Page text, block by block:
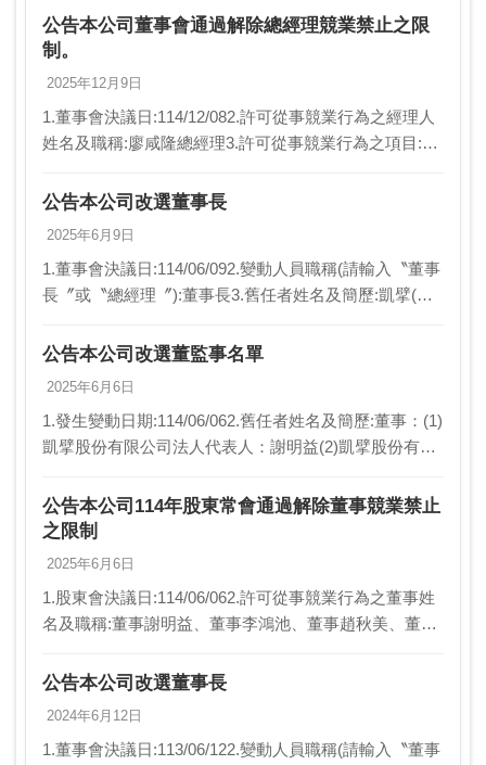
事務所名稱:勤業眾信聯…
公告本公司董事會通過解除總經理競業禁止之限
制。
2025年12月9日
1.董事會決議日:114/12/082.許可從事競業行為之經理人
姓名及職稱:廖咸隆總經理3.許可從事競業行為之項目:同
務。4.許可從事競業行為之期間:…
公告本公司改選董事長
2025年6月9日
1.董事會決議日:114/06/092.變動人員職稱(請輸入〝董事
長〞或〝總經理〞):董事長3.舊任者姓名及簡歷:凱擘(股)
者姓名及簡歷:凱擘(…
公告本公司改選董監事名單
2025年6月6日
1.發生變動日期:114/06/062.舊任者姓名及簡歷:董事：(1)
凱擘股份有限公司法人代表人：謝明益(2)凱擘股份有限
人：趙秋美(4)凱擘股份…
公告本公司114年股東常會通過解除董事競業禁止
之限制
2025年6月6日
1.股東會決議日:114/06/062.許可從事競業行為之董事姓
名及職稱:董事謝明益、董事李鴻池、董事趙秋美、董事
業行為之項目:投資或經營其他與公司…
公告本公司改選董事長
2024年6月12日
1.董事會決議日:113/06/122.變動人員職稱(請輸入〝董事